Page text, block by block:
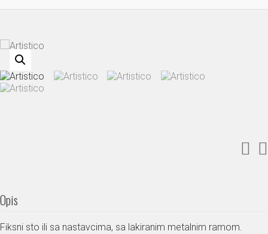
Opis
Fiksni sto ili sa nastavcima, sa lakiranim metalnim ramom.